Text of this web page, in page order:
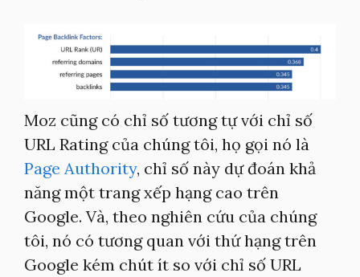
Moz cũng có chỉ số tương tự với chỉ số
URL Rating của chúng tôi, họ gọi nó là
Page Authority, chỉ số này dự đoán khả
năng một trang xếp hạng cao trên
Google. Và, theo nghiên cứu của chúng
tôi, nó có tương quan với thứ hạng trên
Google kém chút ít so với chỉ số URL